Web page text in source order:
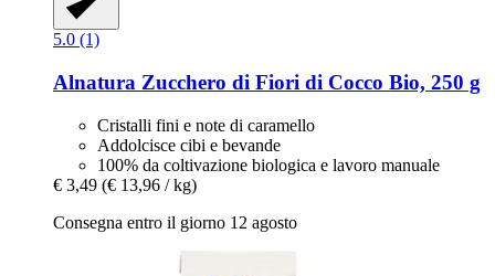
5.0 (1)
Alnatura Zucchero di Fiori di Cocco Bio, 250 g
Cristalli fini e note di caramello
Addolcisce cibi e bevande
100% da coltivazione biologica e lavoro manuale
€ 3,49 (€ 13,96 / kg)
Consegna entro il giorno 12 agosto